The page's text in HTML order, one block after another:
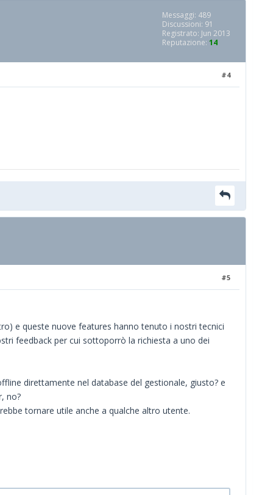
Messaggi: 489
Discussioni: 91
Registrato: Jun 2013
Reputazione: 14
#4
#5
e queste nuove features hanno tenuto i nostri tecnici
feedback per cui sottoporrò la richiesta a uno dei
direttamente nel database del gestionale, giusto? e
no?
tornare utile anche a qualche altro utente.